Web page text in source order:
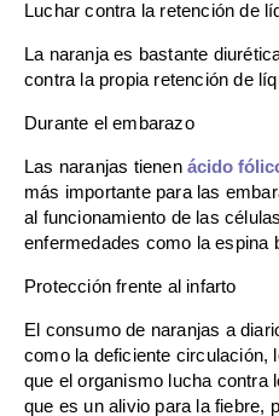
Luchar contra la retención de
La naranja es bastante
contra la propia retención de
Durante el embarazo
Las naranjas tienen ácido
más importante para las
al funcionamiento de las
enfermedades como la espina
Protección frente al infarto
El consumo de naranjas a
como la deficiente circulación,
que el organismo lucha contra
que es un alivio para la fiebre,